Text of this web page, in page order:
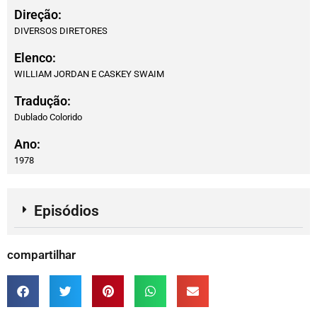
Direção:
DIVERSOS DIRETORES
Elenco:
WILLIAM JORDAN E CASKEY SWAIM
Tradução:
Dublado Colorido
Ano:
1978
Episódios
compartilhar